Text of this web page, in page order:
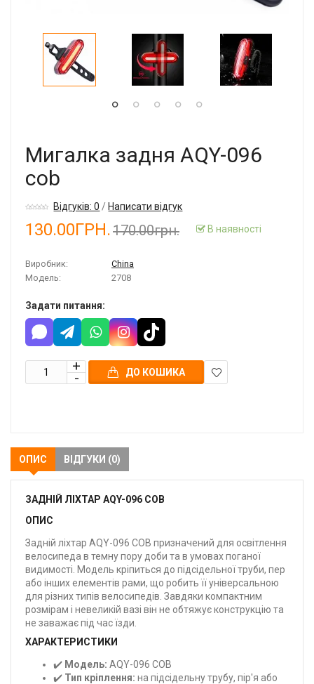
Мигалка задня AQY-096
cob
Відгуків: 0 /Написати відгук
130.00ГРН.170.00грн. В наявності
Виробник:
China
Модель:
2708
Задати питання:
ДО КОШИКА
ОПИС ВІДГУКИ (0)
ЗАДНІЙ ЛІХТАР AQY-096 COB
ОПИС
Задній ліхтар AQY-096 COB призначений для освітлення
велосипеда в темну пору доби та в умовах поганої
видимості. Модель кріпиться до підсідельної труби, пер
або інших елементів рами, що робить її універсальною
для різних типів велосипедів. Завдяки компактним
розмірам і невеликій вазі він не обтяжує конструкцію та
не заважає під час їзди.
ХАРАКТЕРИСТИКИ
✔️ Модель: AQY-096 COB
✔️ Тип кріплення: на підсідельну трубу, пір'я або